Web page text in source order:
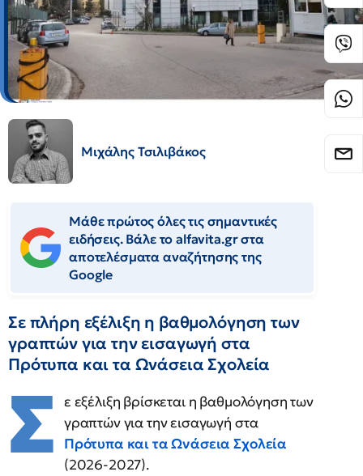
Μιχάλης Τσιλιβάκος
Μάθε πρώτος όλες τις σημαντικές
ειδήσεις. Βάλε το alfavita.gr στα
αποτελέσματα αναζήτησης της
Google
Σε πλήρη εξέλιξη η βαθμολόγηση των
γραπτών για την εισαγωγή στα
Πρότυπα και τα Ωνάσεια Σχολεία
Σ ε εξέλιξη βρίσκεται η βαθμολόγηση των
γραπτών για την εισαγωγή στα
Πρότυπα και τα Ωνάσεια Σχολεία
(2026-2027).